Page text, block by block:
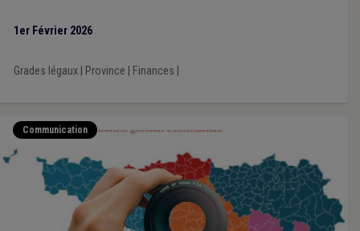
1er Février 2026
Grades légaux| Province Finances
Communication